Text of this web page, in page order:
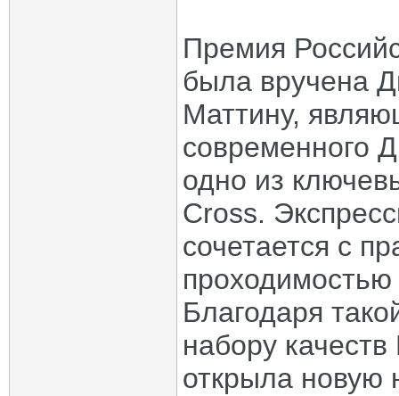
Премия
была вручена
Маттину,
современного
одно из
Cross.
сочетается с
Благодаря
набору
открыла новую